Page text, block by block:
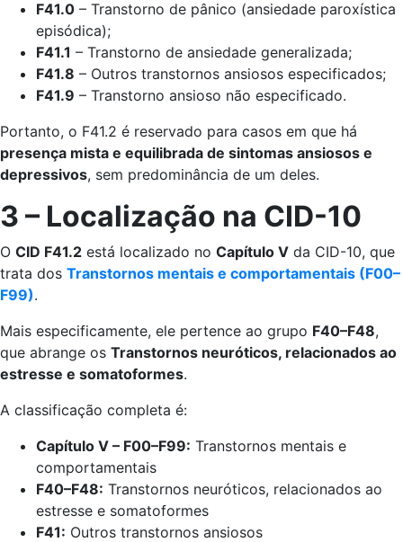
F41.0 – Transtorno de pânico (ansiedade paroxística
episódica);
F41.1 – Transtorno de ansiedade generalizada;
F41.8 – Outros transtornos ansiosos especificados;
F41.9 – Transtorno ansioso não especificado.
Portanto, o F41.2 é reservado para casos em que há
presença mista e equilibrada de sintomas ansiosos e
depressivos, sem predominância de um deles.
3 – Localização na CID-10
O CID F41.2 está localizado no Capítulo V da CID-10, que
trata dos Transtornos mentais e comportamentais (F00–
F99).
Mais especificamente, ele pertence ao grupo F40–F48,
que abrange os Transtornos neuróticos, relacionados ao
estresse e somatoformes.
A classificação completa é:
Capítulo V – F00–F99: Transtornos mentais e
comportamentais
F40–F48: Transtornos neuróticos, relacionados ao
estresse e somatoformes
F41: Outros transtornos ansiosos